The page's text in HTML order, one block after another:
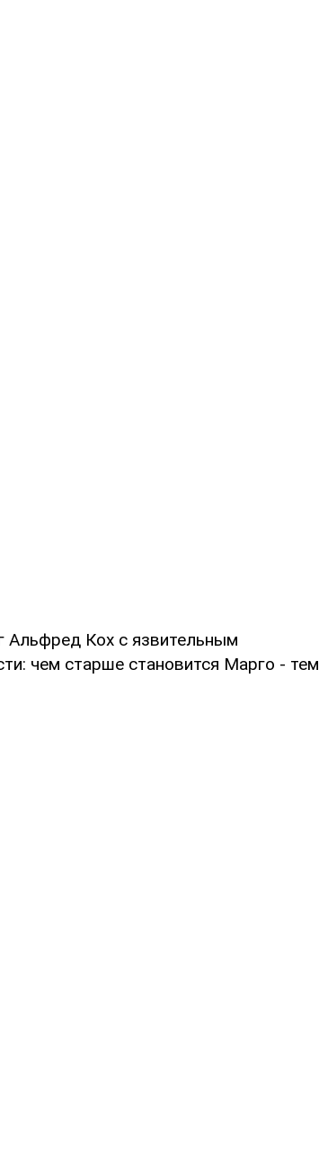
Альфред Кох с язвительным
чем старше становится Марго - тем